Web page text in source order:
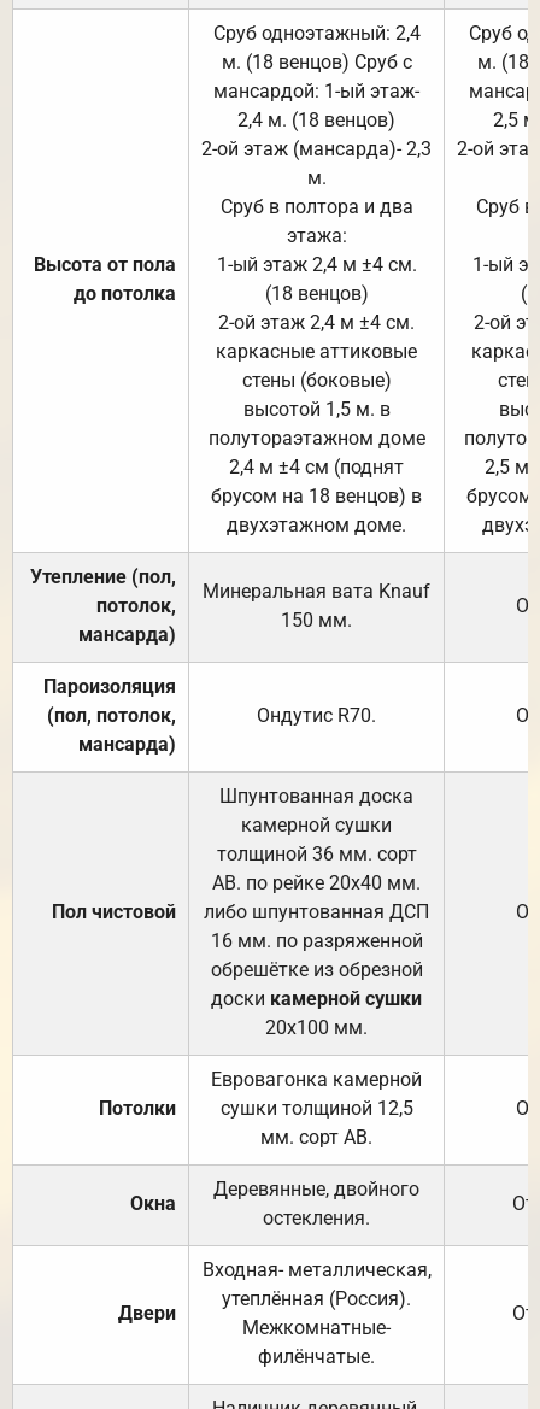
Высота от пола
до потолка
Сруб одноэтажный: 2,4
м. (18 венцов) Сруб с
мансардой: 1-ый этаж-
2,4 м. (18 венцов)
2-ой этаж (мансарда)- 2,3
м.
Сруб в полтора и два
этажа:
1-ый этаж 2,4 м ±4 см.
(18 венцов)
2-ой этаж 2,4 м ±4 см.
каркасные аттиковые
стены (боковые)
высотой 1,5 м. в
полутораэтажном доме
2,4 м ±4 см (поднят
брусом на 18 венцов) в
двухэтажном доме.
Сруб
м. (18
2,5
2-ой
Сруб
1-ый
2-ой
2,5 м
брусом
Утепление (пол,
потолок,
мансарда)
Минеральная вата Knauf
150 мм.
Пароизоляция
(пол, потолок,
мансарда)
Ондутис R70.
Пол чистовой
Шпунтованная доска
камерной сушки
толщиной 36 мм. сорт
АВ. по рейке 20х40 мм.
либо шпунтованная ДСП
16 мм. по разряженной
обрешётке из обрезной
доски камерной сушки
20х100 мм.
Потолки
Евровагонка камерной
сушки толщиной 12,5
мм. сорт АВ.
Окна
Деревянные, двойного
остекления.
Двери
Входная- металлическая,
утеплённая (Россия).
Межкомнатные-
филёнчатые.